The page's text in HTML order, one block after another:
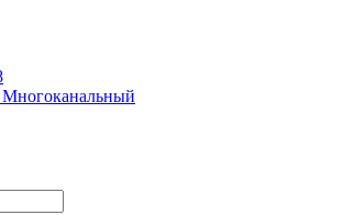
Многоканальный